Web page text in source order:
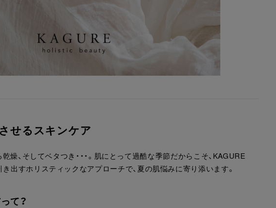
させるスキンケア
、そしてベタつき・・・。肌にとって過酷な季節だからこそ、KAGURE
出すホリスティックなアプローチで、夏の肌悩みに寄り添います。
て？